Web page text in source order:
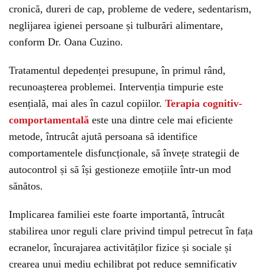
cronică, dureri de cap, probleme de vedere, sedentarism,
neglijarea igienei persoane și tulburări alimentare,
conform Dr. Oana Cuzino.
Tratamentul depedenței presupune, în primul rând,
recunoașterea problemei. Intervenția timpurie este
esențială, mai ales în cazul copiilor. Terapia cognitiv-
comportamentală este una dintre cele mai eficiente
metode, întrucât ajută persoana să identifice
comportamentele disfuncționale, să învețe strategii de
autocontrol și să își gestioneze emoțiile într-un mod
sănătos.
Implicarea familiei este foarte importantă, întrucât
stabilirea unor reguli clare privind timpul petrecut în fața
ecranelor, încurajarea activităților fizice și sociale și
crearea unui mediu echilibrat pot reduce semnificativ